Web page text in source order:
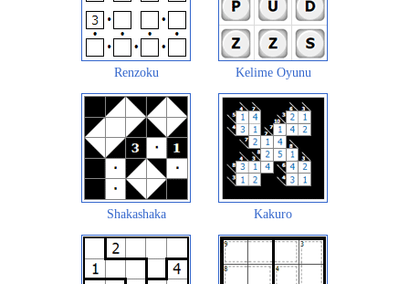
Renzoku Kelime Oyunu
Shakashaka Kakuro